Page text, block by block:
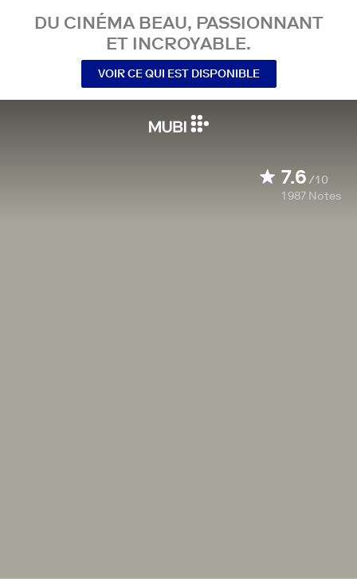
DU CINÉMA BEAU, PASSIONNANT
ET INCROYABLE.
VOIR CE QUI EST DISPONIBLE
7.6/10
1 987 Notes